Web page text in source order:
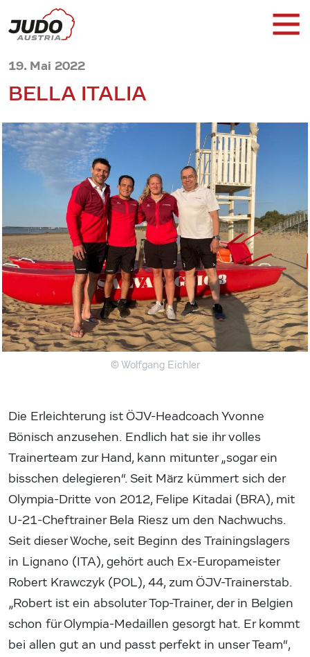
19. Mai 2022
BELLA ITALIA
© Wolfgang Eichler
Die Erleichterung ist ÖJV-Headcoach Yvonne
Bönisch anzusehen. Endlich hat sie ihr volles
Trainerteam zur Hand, kann mitunter „sogar ein
bisschen delegieren“. Seit März kümmert sich der
Olympia-Dritte von 2012, Felipe Kitadai (BRA), mit
U-21-Cheftrainer Bela Riesz um den Nachwuchs.
Seit dieser Woche, seit Beginn des Trainingslagers
in Lignano (ITA), gehört auch Ex-Europameister
Robert Krawczyk (POL), 44, zum ÖJV-Trainerstab.
„Robert ist ein absoluter Top-Trainer, der in Belgien
schon für Olympia-Medaillen gesorgt hat. Er kommt
bei allen gut an und passt perfekt in unser Team“,